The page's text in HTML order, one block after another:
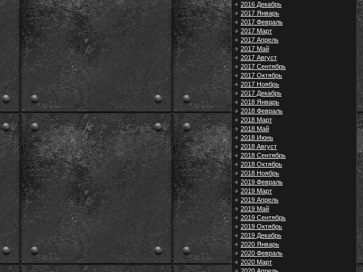
2016 Декабрь
2017 Январь
2017 Февраль
2017 Март
2017 Апрель
2017 Май
2017 Август
2017 Сентябрь
2017 Октябрь
2017 Ноябрь
2017 Декабрь
2018 Январь
2018 Февраль
2018 Март
2018 Май
2018 Июнь
2018 Август
2018 Сентябрь
2018 Октябрь
2018 Ноябрь
2019 Февраль
2019 Март
2019 Апрель
2019 Май
2019 Сентябрь
2019 Октябрь
2019 Декабрь
2020 Январь
2020 Февраль
2020 Март